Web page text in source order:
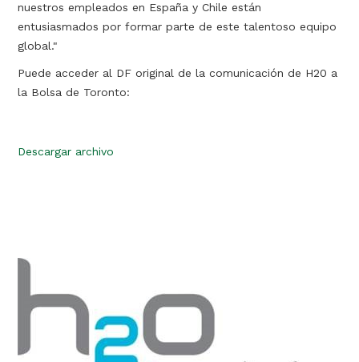
nuestros empleados en España y Chile están
entusiasmados por formar parte de este talentoso equipo
global."
Puede acceder al DF original de la comunicación de H20 a
la Bolsa de Toronto:
Descargar archivo